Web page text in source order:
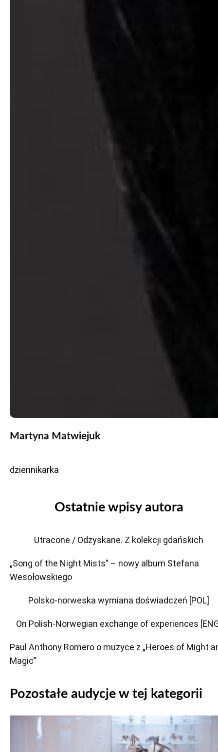
Martyna Matwiejuk
dziennikarka
Ostatnie wpisy autora
Utracone / Odzyskane. Z kolekcji gdańskich
„Song of the Night Mists” – nowy album Stefana
Wesołowskiego
Polsko-norweska wymiana doświadczeń [POL]
On Polish-Norwegian exchange of experiences
Paul Anthony Romero o muzyce z „Heroes of Might
Magic”
Pozostałe audycje w tej kategorii
Odtwarzacz